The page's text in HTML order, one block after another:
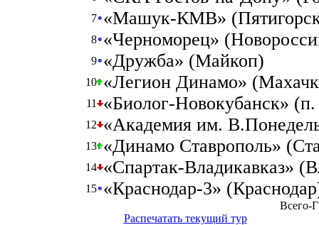
7 «Машук-КМВ»
8 «Черноморец»
9 «Дружба» (Майкоп)
10 «Легион Динамо»
11 «Биолог-Новокубанск»
12 «Академия им.
13 «Динамо Ставрополь»
14 «Спартак-Владикавказ»
15 «Краснодар-3»
Распечатать текущий тур